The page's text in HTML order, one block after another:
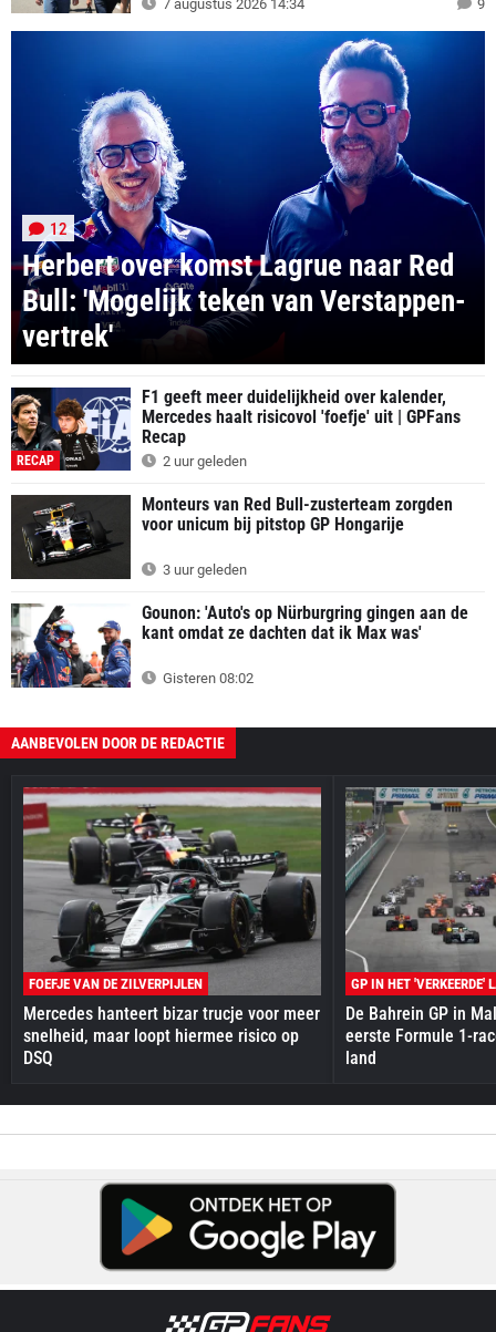
7 augustus 2026 14:34 9
Herbert over komst Lagrue naar Red
Bull: 'Mogelijk teken van Verstappen-
vertrek'
12
RECAP
F1 geeft meer duidelijkheid over kalender,
Mercedes haalt risicovol 'foefje' uit | GPFans
Recap
2 uur geleden
Monteurs van Red Bull-zusterteam zorgden
voor unicum bij pitstop GP Hongarije
3 uur geleden
Gounon: 'Auto's op Nürburgring gingen aan de
kant omdat ze dachten dat ik Max was'
Gisteren 08:02
AANBEVOLEN DOOR DE REDACTIE
FOEFJE VAN DE ZILVERPIJLEN
Mercedes hanteert bizar trucje voor meer
snelheid, maar loopt hiermee risico op
DSQ
GP IN HET 'VERKEERDE'
De Bahrein GP in
eerste Formule 1-
land